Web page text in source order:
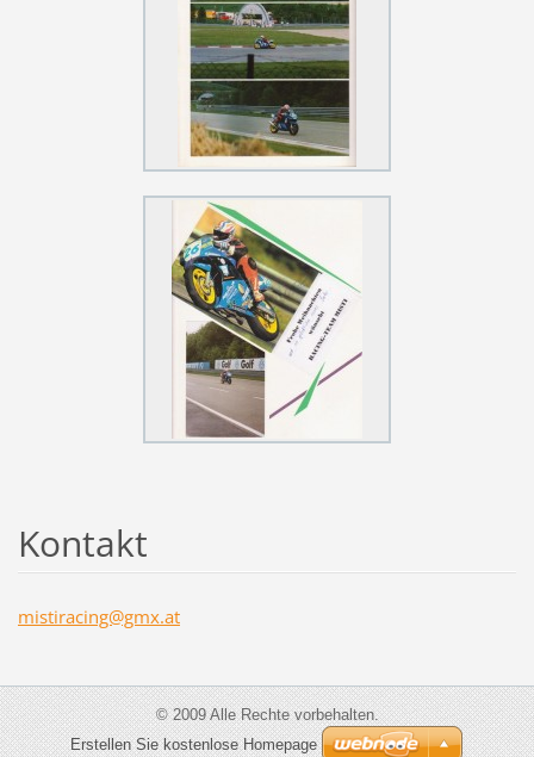
Kontakt
mistiracing@gmx.at
© 2009 Alle Rechte vorbehalten.
Erstellen Sie kostenlose Homepage